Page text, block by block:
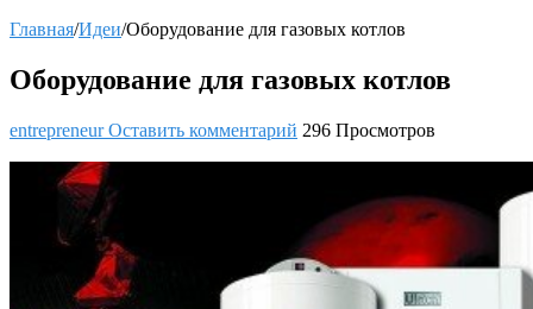
Главная/Идеи/Оборудование для газовых котлов
Оборудование для газовых котлов
entrepreneurОставить комментарий 296 Просмотров